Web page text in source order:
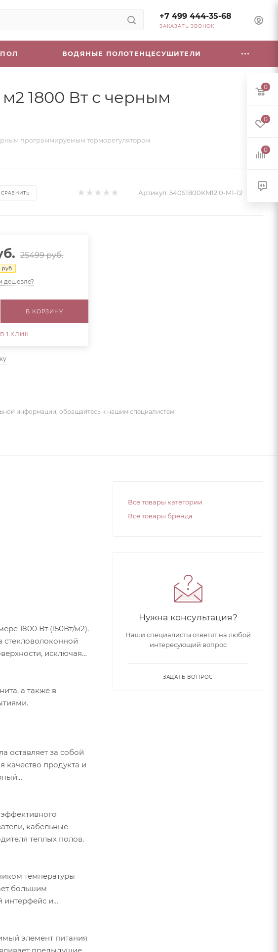
+7 499 444-35-68
ЗАКАЗАТЬ ЗВОНОК
ВОДЯНЫЕ ПОЛОТЕНЦЕСУШИТЕЛИ
м2 1800 Вт с черным
программируемым терморегулятором
СРАВНИТЬ Артикул: 540S1800KM12.0-M1-12
25499руб.
руб.
дешевле?
В КОРЗИНУ
1 КЛИК
информации, обращайтесь к нашим специалистам!
1800 Вт (150Вт/м2).
исключая
а также в
оставляет за собой
качество продукта и
кабельные
теплых полов.
температуры
большим
интерфейс и
элемент питания
Все товары категории
Все товары бренда
Нужна консультация?
Наши специалисты ответят на любой
интересующий вопрос
ЗАДАТЬ ВОПРОС
0
0
0